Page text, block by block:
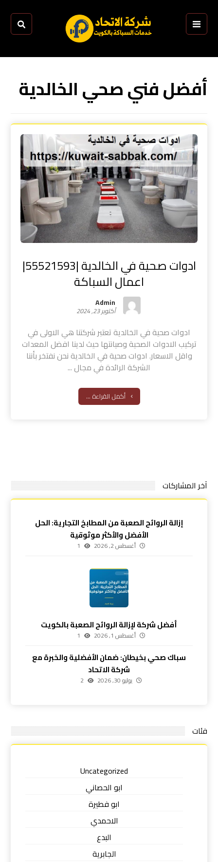
أفضل فني صحي الخالدية
ادوات صحية في الخالدية |55521593|
اعمال السباكة
Admin
أكتوبر 23, 2024
ادوات صحية في الخالدية تعتبر شركتنا هي الاولى في
تركيب الادوات الصحية وصيانتها حيث لدينا افضل المعدات
واقل الاسعار. ادوات صحية في الخالدية نحن نفتخر بأننا
الشركة الرائدة في مجال ...
أكمل القراءة ...
آخر المشاركات
إزالة الروائح الصعبة من المطابخ التجارية: الحل
الأفضل والأكثر موثوقية
أغسطس 2, 2026 1
أفضل شركة لإزالة الروائح الصعبة بالكويت
أغسطس 1, 2026 1
سباك صحي بخيطان: ضمان الأفضلية والخبرة مع
شركة الاتحاد
يوليو 30, 2026 2
فئات
Uncategorized
ابو الحصاني
ابو فطيرة
الاحمدي
البدع
الجابرية